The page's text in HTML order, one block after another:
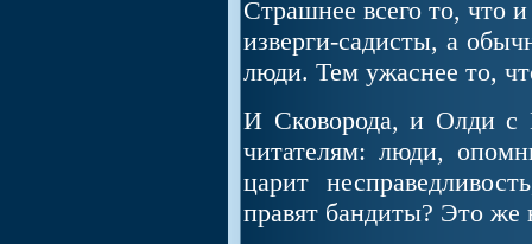
Страшнее всего то, что
изверги-садисты, а
люди. Тем ужаснее то,
И Сковорода, и Олди с
читателям: люди,
царит
правят бандиты? Это